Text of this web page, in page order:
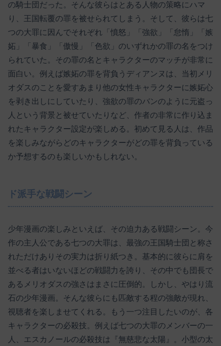
の騎士団だった。そんな彼らはとある人物の策略にハマ
り、王国転覆の罪を被せられてしまう。そして、彼らは七
つの大罪に因んでそれぞれ「憤怒」「強欲」「怠惰」「嫉
妬」「暴食」「傲慢」「色欲」のいずれかの罪の名をつけ
られていた。その罪の名とキャラクターのマッチが非常に
面白い。例えば嫉妬の罪を背負うディアンヌは、当初メリ
オダスのことを愛すあまり他の女性キャラクターに嫉妬心
を剥き出しにしていたり、強欲の罪のバンのように元盗っ
人という背景と被せていたりなど、作者の非常に作り込ま
れたキャラクター設定が楽しめる。初めて見る人は、作品
を楽しみながらどのキャラクターがどの罪を背負っている
か予想するのも楽しいかもしれない。
ド派手な戦闘シーン
少年漫画の楽しみといえば、その迫力ある戦闘シーン。今
作の主人公である七つの大罪は、最強の王国騎士団と称さ
れただけありその実力は折り紙つき。基本的に彼らに肩を
並べる者はいないほどの戦闘力を誇り、その中でも団長で
あるメリオダスの強さはまさに圧倒的。しかし、やはり流
石の少年漫画。そんな彼らにも匹敵する程の強敵が現れ、
視聴者を楽しませてくれる。もう一つ注目したいのが、各
キャラクターの必殺技。例えば七つの大罪のメンバーの一
人、エスカノールの必殺技は『無慈悲な太陽』。小型の太